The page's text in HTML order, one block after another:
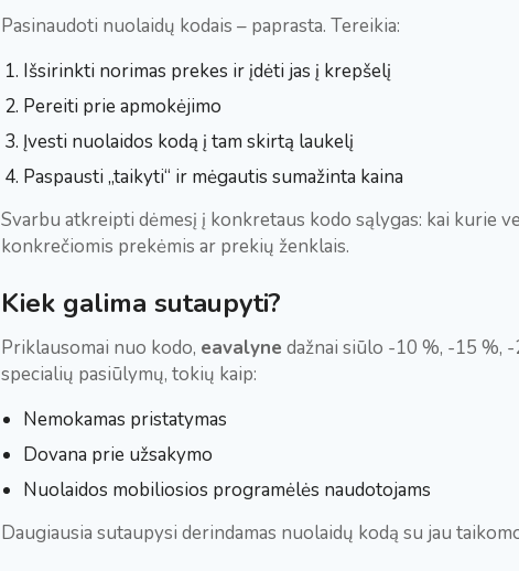
Pasinaudoti nuolaidų kodais – paprasta. Tereikia:
Išsirinkti norimas prekes ir įdėti jas į krepšelį
Pereiti prie apmokėjimo
Įvesti nuolaidos kodą į tam skirtą laukelį
Paspausti „taikyti“ ir mėgautis sumažinta kaina
Svarbu atkreipti dėmesį į konkretaus kodo sąlygas: kai kurie
konkrečiomis prekėmis ar prekių ženklais.
Kiek galima sutaupyti?
Priklausomai nuo kodo, eavalyne dažnai siūlo -10 %, -15 %,
specialių pasiūlymų, tokių kaip:
Nemokamas pristatymas
Dovana prie užsakymo
Nuolaidos mobiliosios programėlės naudotojams
Daugiausia sutaupysi derindamas nuolaidų kodą su jau